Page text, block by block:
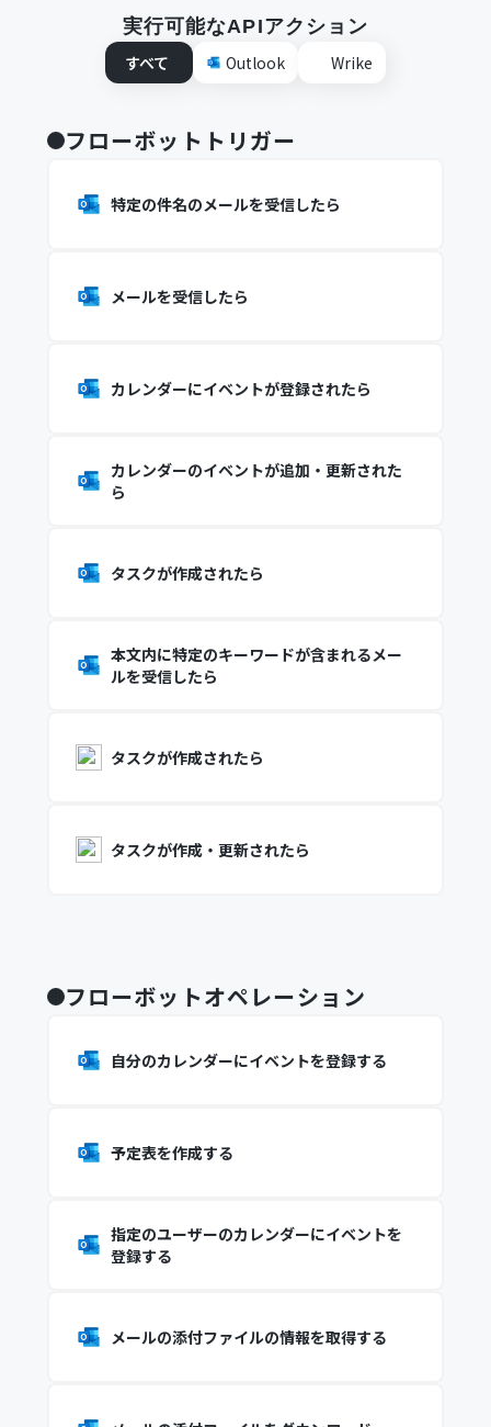
実行可能なAPIアクション
すべて
Outlook Wrike
フローボットトリガー
特定の件名のメールを受信したら
メールを受信したら
カレンダーにイベントが登録されたら
カレンダーのイベントが追加・更新された
ら
タスクが作成されたら
本文内に特定のキーワードが含まれるメー
ルを受信したら
タスクが作成されたら
タスクが作成・更新されたら
フローボットオペレーション
自分のカレンダーにイベントを登録する
予定表を作成する
指定のユーザーのカレンダーにイベントを
登録する
メールの添付ファイルの情報を取得する